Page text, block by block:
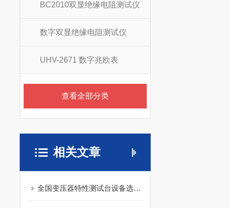
BC2010双显绝缘电阻测试仪
数字双显绝缘电阻测试仪
UHV-2671 数字兆欧表
查看全部分类
相关文章
全国变压器特性测试台设备选哪家？武汉这两家凭实测口碑稳占买家视野！